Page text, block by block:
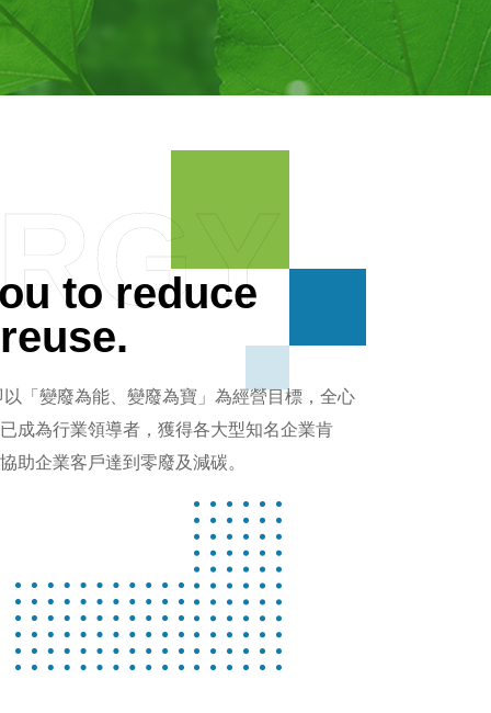
to reduce
「變廢為能、變廢為寶」為經營目標，全心
成為行業領導者，獲得各大型知名企業肯
助企業客戶達到零廢及減碳。